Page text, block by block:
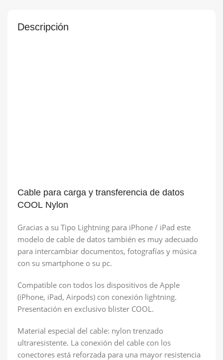
Descripción
Cable para carga y transferencia de datos
COOL Nylon
Gracias a su Tipo Lightning para iPhone / iPad este
modelo de cable de datos también es muy adecuado
para intercambiar documentos, fotografías y música
con su smartphone o su pc.
Compatible con todos los dispositivos de Apple
(iPhone, iPad, Airpods) con conexión lightning.
Presentación en exclusivo blister COOL.
Material especial del cable: nylon trenzado
ultraresistente. La conexión del cable con los
conectores está reforzada para una mayor resistencia